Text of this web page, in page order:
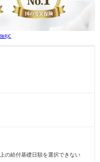
RJC
の給付基礎日額を選択できない